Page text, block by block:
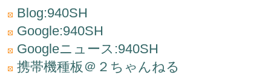
Blog:940SH
Google:940SH
Googleニュース:940SH
携帯機種板＠２ちゃんねる